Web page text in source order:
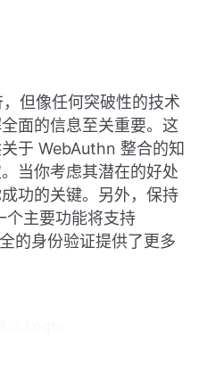
但像任何突破性的技术
面的信息至关重要。这
于 WebAuthn 整合的知
当你考虑其潜在的好处
功的关键。另外，保持
主要功能将支持
的身份验证提供了更多